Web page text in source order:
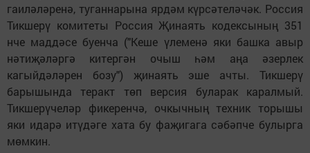
гаиләләренә, туганнарына ярдәм күрсәтеләчәк. Россия
Тикшерү комитеты Россия Җинаять кодексының 351
нче маддәсе буенча ("Кеше үлеменә яки башка авыр
нәтиҗәләргә китергән очыш һәм аңа әзерлек
кагыйдәләрен бозу") җинаять эше ачты. Тикшерү
барышында теракт төп версия буларак каралмый.
Тикшерүчеләр фикеренчә, очкычның техник торышы
яки идарә итүдәге хата бу фаҗигага сәбәпче булырга
мөмкин.